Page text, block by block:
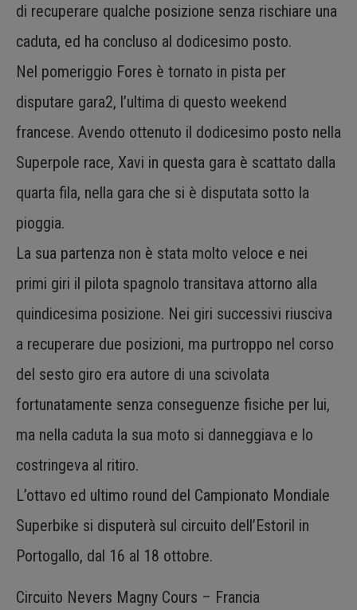
di recuperare qualche posizione senza rischiare una
caduta, ed ha concluso al dodicesimo posto.
Nel pomeriggio Fores è tornato in pista per
disputare gara2, l’ultima di questo weekend
francese. Avendo ottenuto il dodicesimo posto nella
Superpole race, Xavi in questa gara è scattato dalla
quarta fila, nella gara che si è disputata sotto la
pioggia.
La sua partenza non è stata molto veloce e nei
primi giri il pilota spagnolo transitava attorno alla
quindicesima posizione. Nei giri successivi riusciva
a recuperare due posizioni, ma purtroppo nel corso
del sesto giro era autore di una scivolata
fortunatamente senza conseguenze fisiche per lui,
ma nella caduta la sua moto si danneggiava e lo
costringeva al ritiro.
L’ottavo ed ultimo round del Campionato Mondiale
Superbike si disputerà sul circuito dell’Estoril in
Portogallo, dal 16 al 18 ottobre.
Circuito Nevers Magny Cours – Francia